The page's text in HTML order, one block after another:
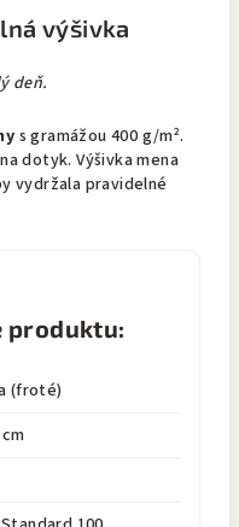
výšivka
deň.
s gramážou 400 g/m².
dotyk. Výšivka mena
vydržala pravidelné
produktu:
(froté)